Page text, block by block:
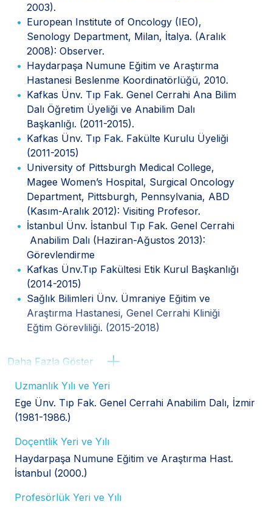
2003).
European Institute of Oncology (IEO),
Senology Department, Milan, İtalya. (Aralık
2008): Observer.
Haydarpaşa Numune Eğitim ve Araştırma
Hastanesi Beslenme Koordinatörlüğü, 2010.
Kafkas Ünv. Tıp Fak. Genel Cerrahi Ana Bilim
Dalı Öğretim Üyeliği ve Anabilim Dalı
Başkanlığı. (2011-2015).
Kafkas Ünv. Tıp Fak. Fakülte Kurulu Üyeliği
(2011-2015)
University of Pittsburgh Medical College,
Magee Women’s Hospital, Surgical Oncology
Department, Pittsburgh, Pennsylvania, ABD
(Kasım-Aralık 2012): Visiting Profesor.
İstanbul Ünv. İstanbul Tıp Fak. Genel Cerrahi
Anabilim Dalı (Haziran-Ağustos 2013):
Görevlendirme
Kafkas Ünv.Tıp Fakültesi Etik Kurul Başkanlığı
(2014-2015)
Sağlık Bilimleri Ünv. Ümraniye Eğitim ve
Araştırma Hastanesi, Genel Cerrahi Kliniği
Eğtim Görevliliği. (2015-2018)
Daha Fazla Göster
Uzmanlık Yılı ve Yeri
Ege Ünv. Tıp Fak. Genel Cerrahi Anabilim Dalı, İzmir
(1981-1986.)
Doçentlik Yeri ve Yılı
Haydarpaşa Numune Eğitim ve Araştırma Hast.
İstanbul (2000.)
Profesörlük Yeri ve Yılı